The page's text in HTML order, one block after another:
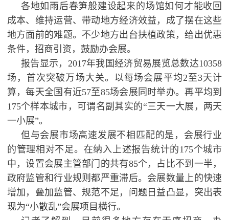
各地如雨后春笋般建设起来的场馆如何才能收回
成本、维持运营、带动地方经济效益，成了摆在这些
地方面前的难题。不少地方出台扶植政策，给出优惠
条件，招商引资，鼓励办会展。
报告显示，2017年我国经济贸易展览总数达10358
场，首次突破万场大关。以每场会展平均2至3天计
算，每天全国有近57至85场会展同时举办。再平均到
175个样本城市，可谓名副其实的“三天一大展，两天
一小展”。
但与会展市场高速发展不相匹配的是，会展行业
的管理相对不足。在纳入上述报告统计的175个城市
中，设置会展主管部门的共有85个，占比不到一半，
政府监管和行业规则都严重滞后。会展数量上的快速
增加，叠加监管、规范不足，问题日益凸显，突出表
现为“小散乱”会展项目横行。